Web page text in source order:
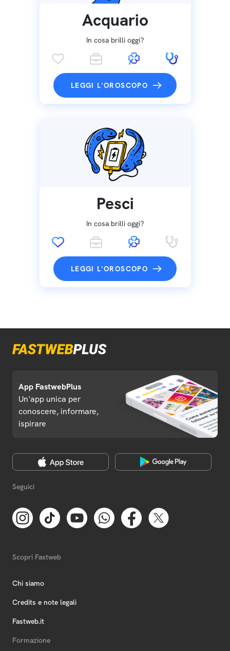
Acquario
In cosa brilli oggi?
LEGGI L'OROSCOPO
Pesci
In cosa brilli oggi?
LEGGI L'OROSCOPO
App FastwebPlus
Un'app unica per
conoscere, informare,
ispirare
Seguici
Scopri Fastweb
Chi siamo
Credits e note legali
Fastweb.it
Formazione